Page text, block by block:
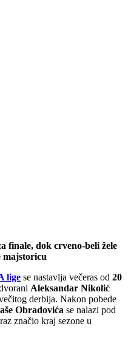
finale, dok crveno-beli žele
majstoricu
lige se nastavlja večeras od 20
Aleksandar Nikolić
derbija. Nakon pobede
Obradovića se nalazi pod
značio kraj sezone u